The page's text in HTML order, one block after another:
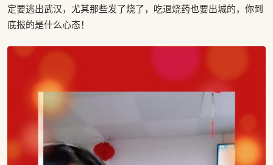
定要逃出武汉，尤其那些发了烧了，吃退烧药也要出城的，你到
底报的是什么心态！